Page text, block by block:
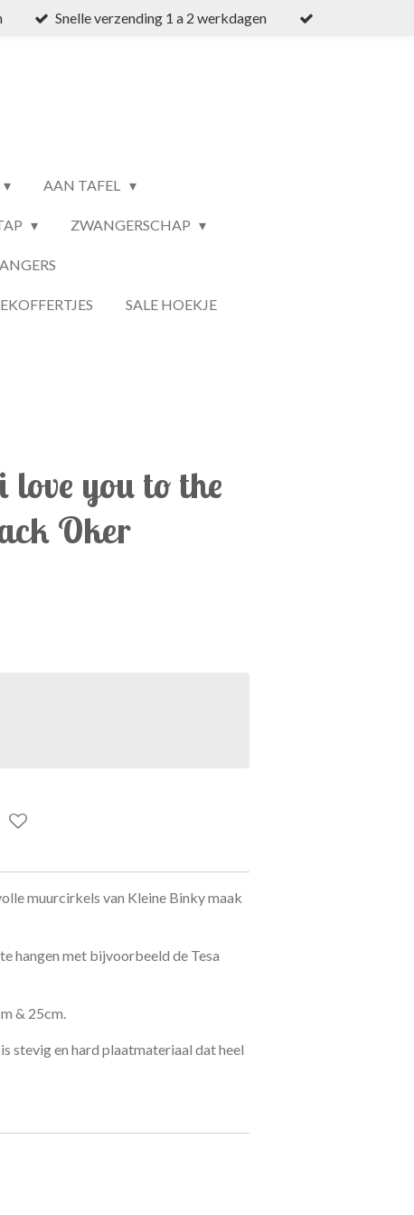
Snelle verzending 1 a 2 werkdagen
AAN TAFEL
ZWANGERSCHAP
SALE HOEKJE
you to the
Oker
muurcirkels van Kleine Binky maak
hangen met bijvoorbeeld de Tesa
& 25cm.
stevig en hard plaatmateriaal dat heel